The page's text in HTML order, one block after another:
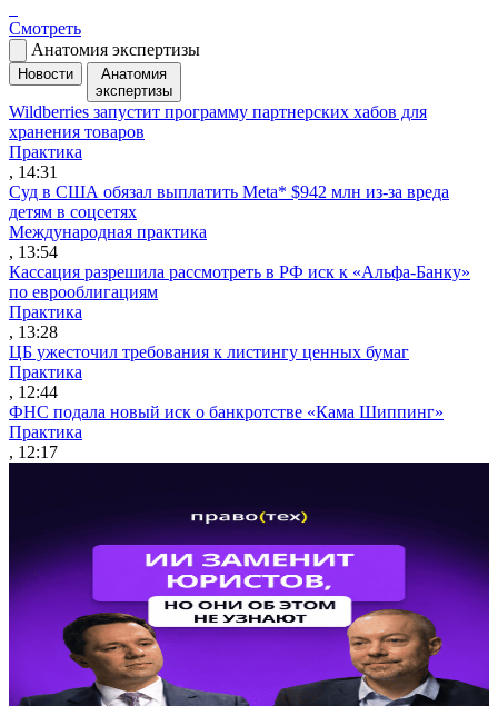
Смотреть
Анатомия экспертизы
Новости
Анатомия
экспертизы
Wildberries запустит программу партнерских хабов для
хранения товаров
Практика
, 14:31
Суд в США обязал выплатить Meta* $942 млн из-за вреда
детям в соцсетях
Международная практика
, 13:54
Кассация разрешила рассмотреть в РФ иск к «Альфа-Банку»
по еврооблигациям
Практика
, 13:28
ЦБ ужесточил требования к листингу ценных бумаг
Практика
, 12:44
ФНС подала новый иск о банкротстве «Кама Шиппинг»
Практика
, 12:17